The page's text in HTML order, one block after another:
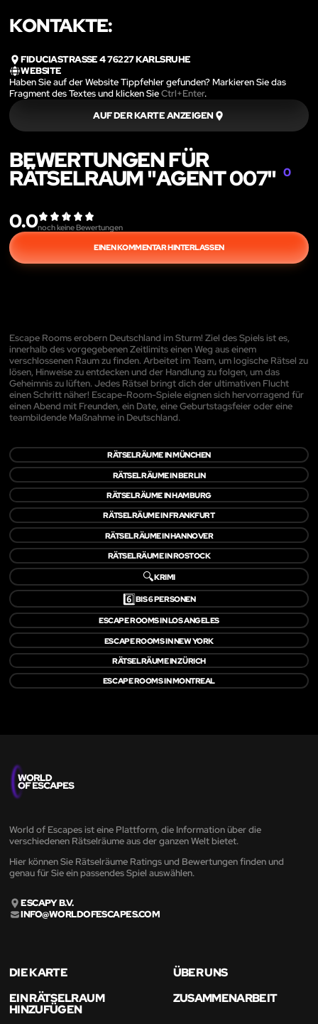
KONTAKTE:
FIDUCIASTRASSE 4 76227 KARLSRUHE
WEBSITE
Haben Sie auf der Website Tippfehler gefunden? Markieren Sie das
Fragment des Textes und klicken SieCtrl+Enter.
AUF DER KARTE ANZEIGEN
BEWERTUNGEN FÜR
RÄTSELRAUM "AGENT 007" 0
0.0noch keine Bewertungen
EINEN KOMMENTAR HINTERLASSEN
Escape Rooms erobern Deutschland im Sturm! Ziel des Spiels ist es,
innerhalb des vorgegebenen Zeitlimits einen Weg aus einem
verschlossenen Raum zu finden. Arbeitet im Team, um logische Rätsel zu
lösen, Hinweise zu entdecken und der Handlung zu folgen, um das
Geheimnis zu lüften. Jedes Rätsel bringt dich der ultimativen Flucht
einen Schritt näher! Escape-Room-Spiele eignen sich hervorragend für
einen Abend mit Freunden, ein Date, eine Geburtstagsfeier oder eine
teambildende Maßnahme in Deutschland.
RÄTSELRÄUME IN MÜNCHEN
RÄTSELRÄUME IN BERLIN
RÄTSELRÄUME IN HAMBURG
RÄTSELRÄUME IN FRANKFURT
RÄTSELRÄUME IN HANNOVER
RÄTSELRÄUME IN ROSTOCK
🔍KRIMI
6️⃣BIS 6 PERSONEN
ESCAPE ROOMS IN LOS ANGELES
ESCAPE ROOMS IN NEW YORK
RÄTSELRÄUME IN ZÜRICH
ESCAPE ROOMS IN MONTREAL
World of Escapes ist eine Plattform, die Information über die
verschiedenen Rätselräume aus der ganzen Welt bietet.
Hier können Sie Rätselräume Ratings und Bewertungen finden und
genau für Sie ein passendes Spiel auswählen.
ESCAPY B.V.
INFO@WORLDOFESCAPES.COM
DIE KARTE
ÜBER UNS
EIN RÄTSELRAUM
HINZUFÜGEN
ZUSAMMENARBEIT